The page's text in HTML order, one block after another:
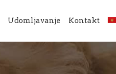
Udomljavanje Kontakt